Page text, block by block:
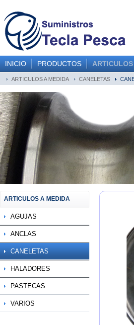
INICIO PRODUCTOS
ARTICULOS A MEDIDA CANELETAS
ARTICULOS A MEDIDA
AGUJAS
ANCLAS
CANELETAS
HALADORES
PASTECAS
VARIOS